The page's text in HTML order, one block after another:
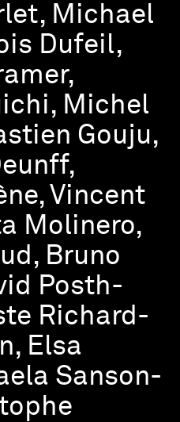
Michael
Dufeil,
Michel
Gouju,
Vincent
Molinero,
Bruno
Posth-
Richard-
Elsa
Sanson-